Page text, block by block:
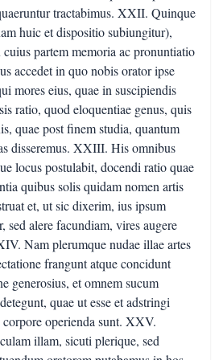
tractabimus. XXII. Quinque
huic et dispositio subiungitur),
partem memoria ac pronuntiatio
accedet in quo nobis orator ipse
mores eius, quae in suscipiendis
ratio, quod eloquentiae genus, quis
quae post finem studia, quantum
disseremus. XXIII. His omnibus
locus postulabit, docendi ratio quae
quibus solis quidam nomen artis
et, ut sic dixerim, ius ipsum
sed alere facundiam, vires augere
Nam plerumque nudae illae artes
frangunt atque concidunt
generosius, et omnem sucum
quae ut esse et adstringi
operienda sunt. XXV.
illam, sicuti plerique, sed